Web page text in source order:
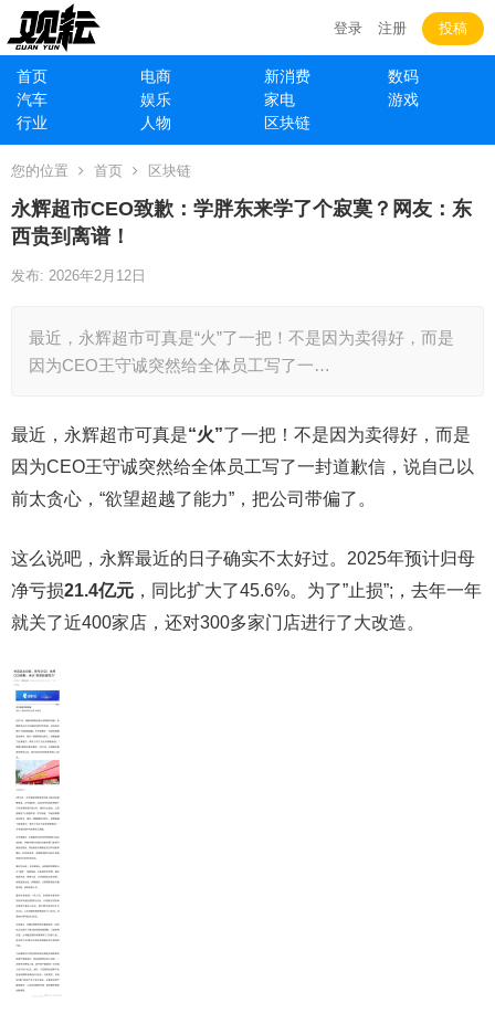
首页 电商 新消费
数码
汽车
娱乐 家电
游戏
行业
人物 区块链
登录 注册 投稿
您的位置 首页 区块链
永辉超市CEO致歉：学胖东来学了个寂寞？网友：东
西贵到离谱！
发布: 2026年2月12日
最近，永辉超市可真是“火”了一把！不是因为卖得好，而是
因为CEO王守诚突然给全体员工写了一…
最近，永辉超市可真是“火”了一把！不是因为卖得好，而是
因为CEO王守诚突然给全体员工写了一封道歉信，说自己以
前太贪心，“欲望超越了能力”，把公司带偏了。
这么说吧，永辉最近的日子确实不太好过。2025年预计归母
净亏损21.4亿元 ，同比扩大了45.6%。为了”止损”;，去年一年
就关了近400家店，还对300多家门店进行了大改造。